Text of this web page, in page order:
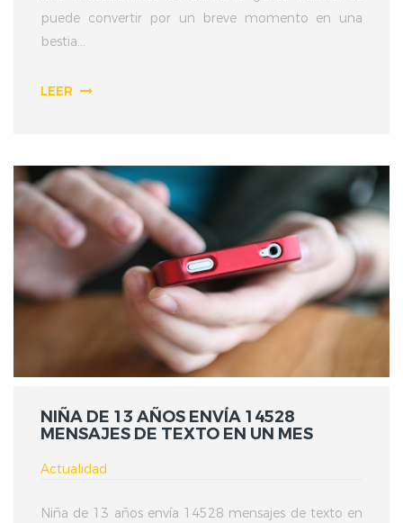
puede convertir por un breve momento en una
bestia...
LEER
NIÑA DE 13 AÑOS ENVÍA 14528
MENSAJES DE TEXTO EN UN MES
Actualidad
Niña de 13 años envía 14528 mensajes de texto en